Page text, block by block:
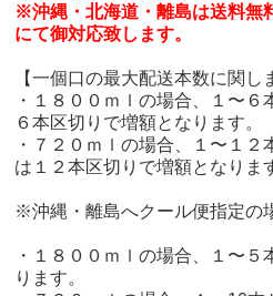
※沖縄・北海道・離島は送料無
にて御対応致します。
【一個口の最大配送本数に関し
・１８００ｍｌの場合、１〜
６本区切りで増額となります。
・７２０ｍｌの場合、１〜１
は１２本区切りで増額となりま
※沖縄・離島へクール便指定の
・１８００ｍｌの場合、１〜
ります。